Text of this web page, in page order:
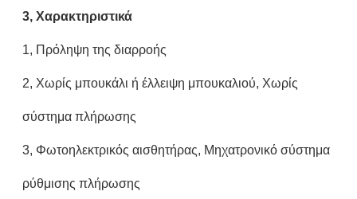
3, Χαρακτηριστικά
1, Πρόληψη της διαρροής
2, Χωρίς μπουκάλι ή έλλειψη μπουκαλιού, Χωρίς
σύστημα πλήρωσης
3, Φωτοηλεκτρικός αισθητήρας, Μηχατρονικό σύστημα
ρύθμισης πλήρωσης